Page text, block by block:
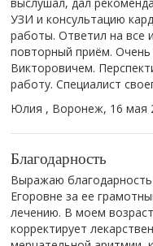
УЗИ и консультацию
работы. Ответил на все
повторный приём. Очень
Викторовичем.
работу. Специалист
Юлия , Воронеж, 16 мая
Благодарность
Выражаю
Егоровне за ее
лечению. В моем
корректирует